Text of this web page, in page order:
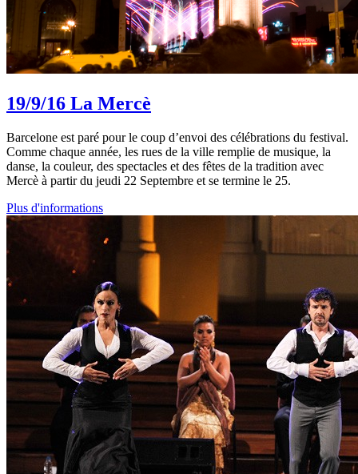
19/9/16 La Mercè
Barcelone est paré pour le coup d’envoi des célébrations du festival.
Comme chaque année, les rues de la ville remplie de musique, la
danse, la couleur, des spectacles et des fêtes de la tradition avec
Mercè à partir du jeudi 22 Septembre et se termine le 25.
Plus d'informations